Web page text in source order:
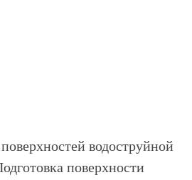
водоструйной
поверхности